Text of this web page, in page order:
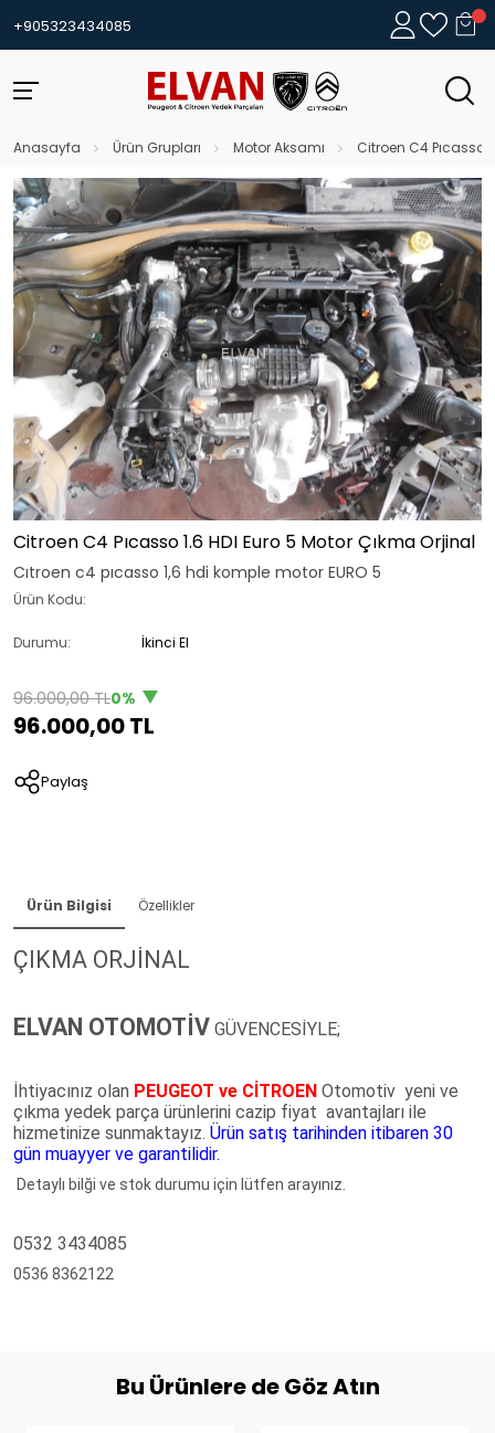
+905323434085
Anasayfa Ürün Grupları Motor Aksamı Citroen C4 Pıcasso
Citroen C4 Pıcasso 1.6 HDI Euro 5 Motor Çıkma Orjinal
Cıtroen c4 pıcasso 1,6 hdi komple motor EURO 5
Ürün Kodu:
Durumu: İkinci El
96.000,00 TL0%
96.000,00 TL
Paylaş
Ürün Bilgisi Özellikler
ÇIKMA ORJİNAL
ELVAN OTOMOTİV GÜVENCESİYLE;
İhtiyacınız olan PEUGEOT ve CİTROEN Otomotiv yeni ve
çıkma yedek parça ürünlerini cazip fiyat avantajları ile
hizmetinize sunmaktayız. Ürün satış tarihinden itibaren 30
gün muayyer ve garantilidir.
Detaylı bilği ve stok durumu için lütfen arayınız.
0532 3434085
0536 8362122
Bu Ürünlere de Göz Atın